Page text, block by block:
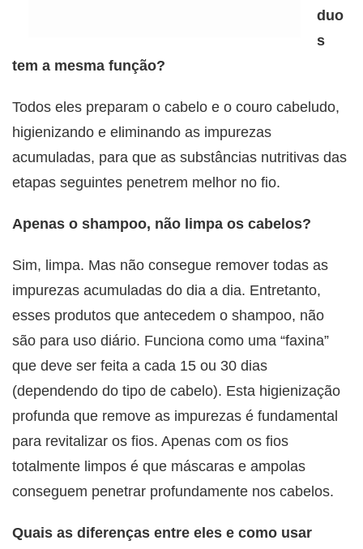
duo
s
tem a mesma função?
Todos eles preparam o cabelo e o couro cabeludo,
higienizando e eliminando as impurezas
acumuladas, para que as substâncias nutritivas das
etapas seguintes penetrem melhor no fio.
Apenas o shampoo, não limpa os cabelos?
Sim, limpa. Mas não consegue remover todas as
impurezas acumuladas do dia a dia. Entretanto,
esses produtos que antecedem o shampoo, não
são para uso diário. Funciona como uma “faxina”
que deve ser feita a cada 15 ou 30 dias
(dependendo do tipo de cabelo). Esta higienização
profunda que remove as impurezas é fundamental
para revitalizar os fios. Apenas com os fios
totalmente limpos é que máscaras e ampolas
conseguem penetrar profundamente nos cabelos.
Quais as diferenças entre eles e como usar